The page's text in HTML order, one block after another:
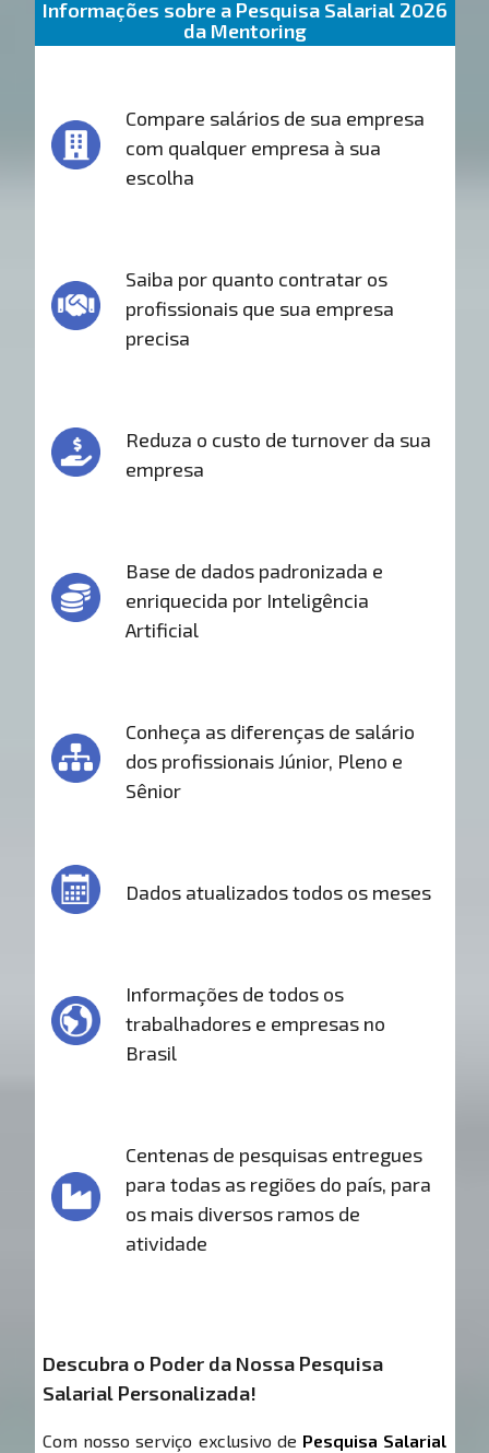
Informações sobre a Pesquisa Salarial 2026
da Mentoring
Compare salários de sua empresa
com qualquer empresa à sua
escolha
Saiba por quanto contratar os
profissionais que sua empresa
precisa
Reduza o custo de turnover da sua
empresa
Base de dados padronizada e
enriquecida por Inteligência
Artificial
Conheça as diferenças de salário
dos profissionais Júnior, Pleno e
Sênior
Dados atualizados todos os meses
Informações de todos os
trabalhadores e empresas no
Brasil
Centenas de pesquisas entregues
para todas as regiões do país, para
os mais diversos ramos de
atividade
Descubra o Poder da Nossa Pesquisa
Salarial Personalizada!
Com nosso serviço exclusivo de Pesquisa Salarial